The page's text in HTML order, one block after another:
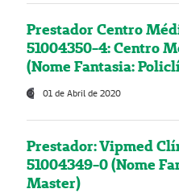
Prestador Centro
51004350-4: Centro
(Nome Fantasia:
01 de Abril de 2020
Prestador: Vipmed
51004349-0 (Nome
Master)